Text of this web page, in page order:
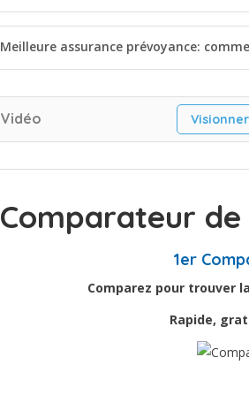
Meilleure assurance prévoyance:
Vidéo
Comparateur
1er
Comparez pour trouver
Rapide,